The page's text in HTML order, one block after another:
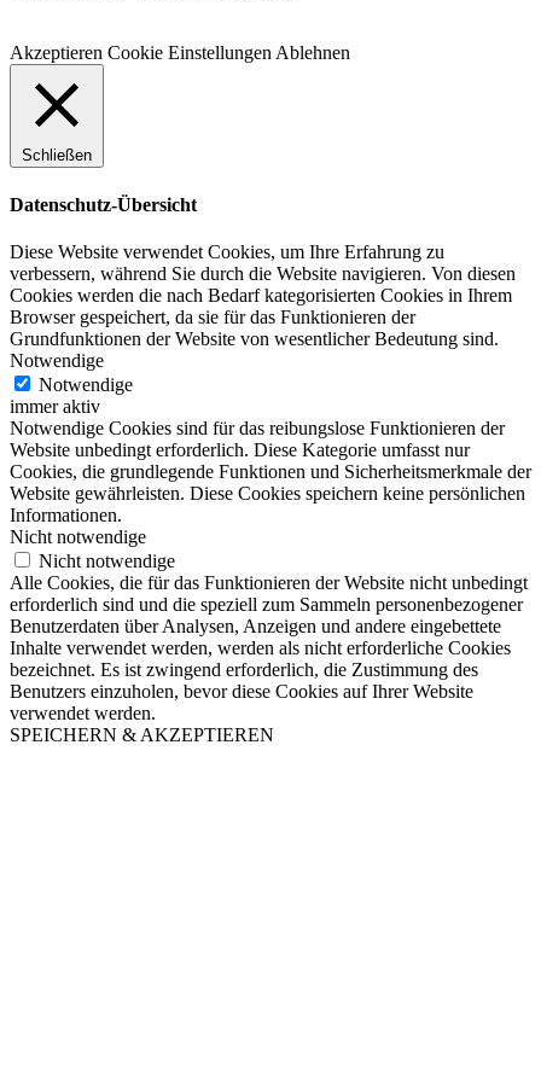
Akzeptieren Cookie Einstellungen Ablehnen
Schließen
Datenschutz-Übersicht
Diese Website verwendet Cookies, um Ihre Erfahrung zu
verbessern, während Sie durch die Website navigieren. Von diesen
Cookies werden die nach Bedarf kategorisierten Cookies in Ihrem
Browser gespeichert, da sie für das Funktionieren der
Grundfunktionen der Website von wesentlicher Bedeutung sind.
Notwendige
Notwendige
immer aktiv
Notwendige Cookies sind für das reibungslose Funktionieren der
Website unbedingt erforderlich. Diese Kategorie umfasst nur
Cookies, die grundlegende Funktionen und Sicherheitsmerkmale der
Website gewährleisten. Diese Cookies speichern keine persönlichen
Informationen.
Nicht notwendige
Nicht notwendige
Alle Cookies, die für das Funktionieren der Website nicht unbedingt
erforderlich sind und die speziell zum Sammeln personenbezogener
Benutzerdaten über Analysen, Anzeigen und andere eingebettete
Inhalte verwendet werden, werden als nicht erforderliche Cookies
bezeichnet. Es ist zwingend erforderlich, die Zustimmung des
Benutzers einzuholen, bevor diese Cookies auf Ihrer Website
verwendet werden.
SPEICHERN & AKZEPTIEREN